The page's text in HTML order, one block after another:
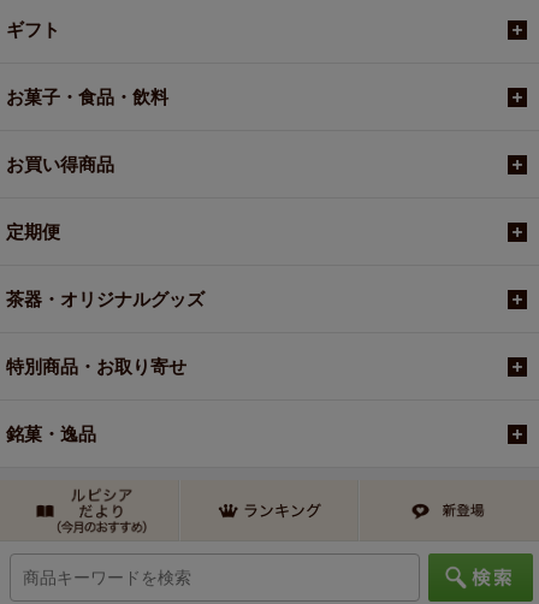
ギフト
お菓子・食品・飲料
お買い得商品
定期便
茶器・オリジナルグッズ
特別商品・お取り寄せ
銘菓・逸品